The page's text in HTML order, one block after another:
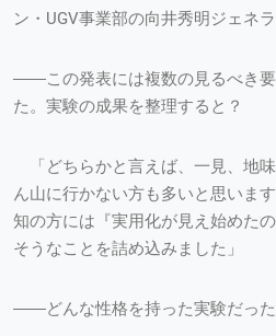
ン・UGV事業部の向井秀明ジェネ
――この発表には複数の見るべき
た。実験の成果を整理すると？
「どちらかと言えば、一見、地
ん山に行かない方も多いと思いま
知の方には『実用化が見え始めた
そうなことを詰め込みました」
――どんな性格を持った実験だった